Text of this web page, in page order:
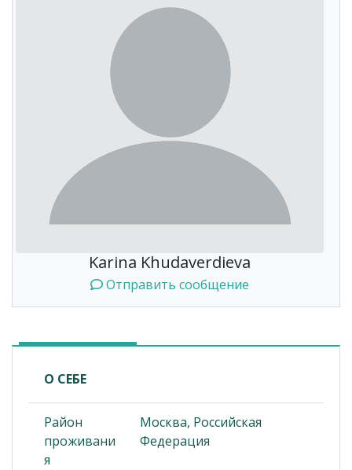
Karina Khudaverdieva
Отправить сообщение
О СЕБЕ
Район
проживани
я
Москва, Российская
Федерация